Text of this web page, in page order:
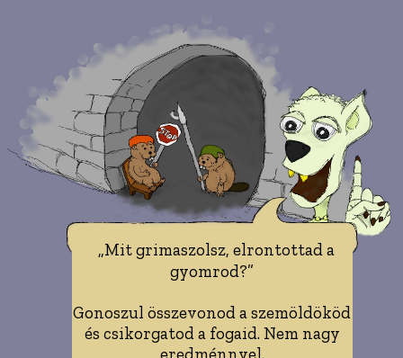
„Mit grimaszolsz, elrontottad a
gyomrod?”
Gonoszul összevonod a szemöldököd
és csikorgatod a fogaid. Nem nagy